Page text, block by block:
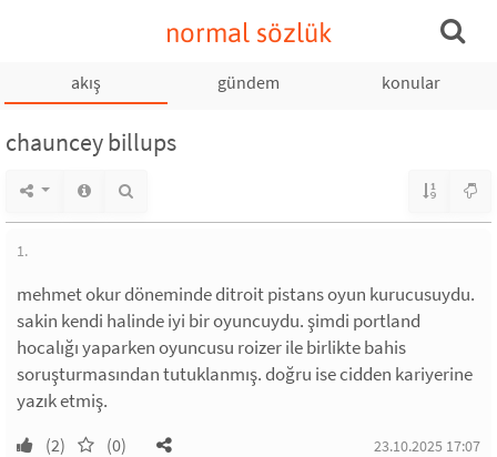
normal sözlük
akış gündem konular
chauncey billups
1.
mehmet okur döneminde ditroit pistans oyun kurucusuydu.
sakin kendi halinde iyi bir oyuncuydu. şimdi portland
hocalığı yaparken oyuncusu roizer ile birlikte bahis
soruşturmasından tutuklanmış. doğru ise cidden kariyerine
yazık etmiş.
(2) (0) 23.10.2025 17:07